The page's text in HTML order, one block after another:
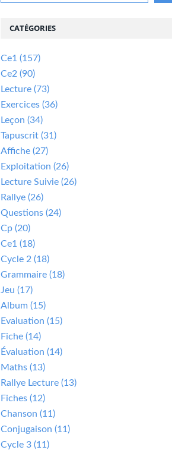
CATÉGORIES
Ce1 (157)
Ce2 (90)
Lecture (73)
Exercices (36)
Leçon (34)
Tapuscrit (31)
Affiche (27)
Exploitation (26)
Lecture Suivie (26)
Rallye (26)
Questions (24)
Cp (20)
Ce1 (18)
Cycle 2 (18)
Grammaire (18)
Jeu (17)
Album (15)
Evaluation (15)
Fiche (14)
Évaluation (14)
Maths (13)
Rallye Lecture (13)
Fiches (12)
Chanson (11)
Conjugaison (11)
Cycle 3 (11)